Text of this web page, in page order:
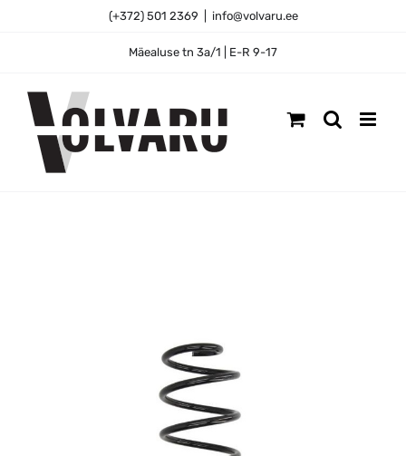
(+372) 501 2369 info@volvaru.ee
Mäealuse tn 3a/1 | E-R 9-17